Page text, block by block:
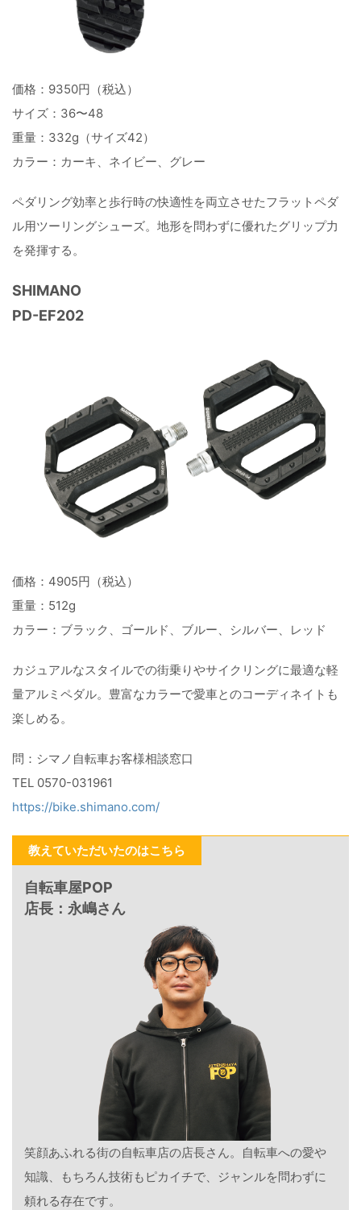
価格：9350円（税込）
サイズ：36〜48
重量：332g（サイズ42）
カラー：カーキ、ネイビー、グレー
ペダリング効率と歩行時の快適性を両立させたフラットペダ
ル用ツーリングシューズ。地形を問わずに優れたグリップ力
を発揮する。
SHIMANO
PD-EF202
価格：4905円（税込）
重量：512g
カラー：ブラック、ゴールド、ブルー、シルバー、レッド
カジュアルなスタイルでの街乗りやサイクリングに最適な軽
量アルミペダル。豊富なカラーで愛車とのコーディネイトも
楽しめる。
問：シマノ自転車お客様相談窓口
TEL 0570-031961
https://bike.shimano.com/
教えていただいたのはこちら
自転車屋POP
店長：永嶋さん
笑顔あふれる街の自転車店の店長さん。自転車への愛や
知識、もちろん技術もピカイチで、ジャンルを問わずに
頼れる存在です。